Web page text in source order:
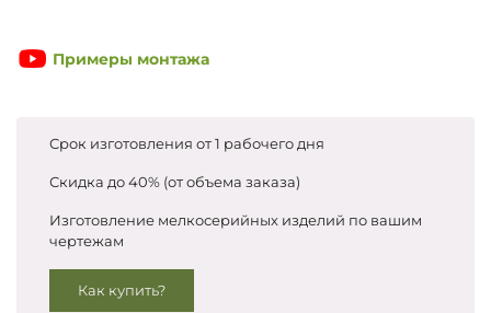
Примеры монтажа
Срок изготовления от 1 рабочего дня
Скидка до 40% (от объема заказа)
Изготовление мелкосерийных изделий по вашим
чертежам
Как купить?